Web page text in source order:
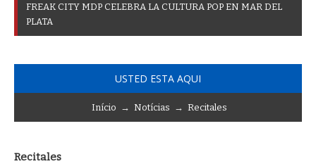
FREAK CITY MDP CELEBRA LA CULTURA POP EN MAR DEL
PLATA
USTED ESTA AQUI
Início → Notícias → Recitales
Recitales